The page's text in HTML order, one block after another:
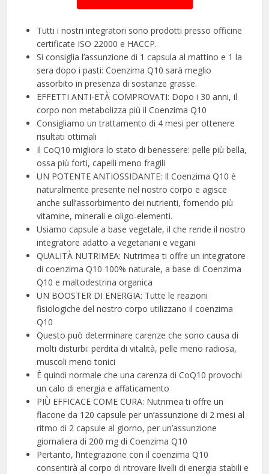
Tutti i nostri integratori sono prodotti presso officine
certificate ISO 22000 e HACCP.
Si consiglia l’assunzione di 1 capsula al mattino e 1 la
sera dopo i pasti: Coenzima Q10 sarà meglio
assorbito in presenza di sostanze grasse.
EFFETTI ANTI-ETÀ COMPROVATI: Dopo i 30 anni, il
corpo non metabolizza più il Coenzima Q10
Consigliamo un trattamento di 4 mesi per ottenere
risultati ottimali
Il CoQ10 migliora lo stato di benessere: pelle più bella,
ossa più forti, capelli meno fragili
UN POTENTE ANTIOSSIDANTE: Il Coenzima Q10 è
naturalmente presente nel nostro corpo e agisce
anche sull’assorbimento dei nutrienti, fornendo più
vitamine, minerali e oligo-elementi.
Usiamo capsule a base vegetale, il che rende il nostro
integratore adatto a vegetariani e vegani
QUALITÀ NUTRIMEA: Nutrimea ti offre un integratore
di coenzima Q10 100% naturale, a base di Coenzima
Q10 e maltodestrina organica
UN BOOSTER DI ENERGIA: Tutte le reazioni
fisiologiche del nostro corpo utilizzano il coenzima
Q10
Questo può determinare carenze che sono causa di
molti disturbi: perdita di vitalità, pelle meno radiosa,
muscoli meno tonici
È quindi normale che una carenza di CoQ10 provochi
un calo di energia e affaticamento
PIÙ EFFICACE COME CURA: Nutrimea ti offre un
flacone da 120 capsule per un’assunzione di 2 mesi al
ritmo di 2 capsule al giorno, per un’assunzione
giornaliera di 200 mg di Coenzima Q10
Pertanto, l’integrazione con il coenzima Q10
consentirà al corpo di ritrovare livelli di energia stabili e